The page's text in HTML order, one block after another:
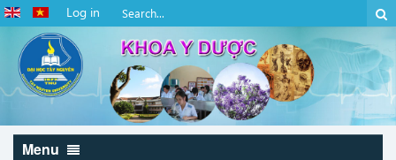
Log in
Menu